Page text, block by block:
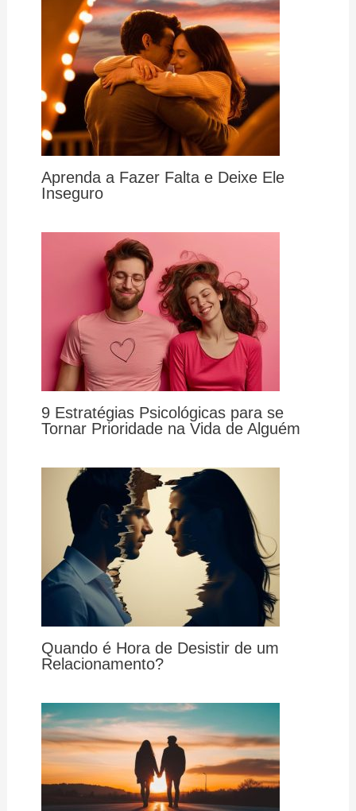
Aprenda a Fazer Falta e Deixe Ele
Inseguro
9 Estratégias Psicológicas para se
Tornar Prioridade na Vida de Alguém
Quando é Hora de Desistir de um
Relacionamento?